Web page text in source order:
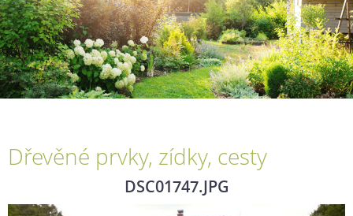
Dřevěné prvky, zídky, cesty
DSC01747.JPG